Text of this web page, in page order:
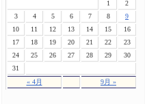
« 4月 9月 »
1
2
3
4 5 6 7 8
9
10
11 12 13 14 15
16
17
18 19 20 21 22
23
24
25 26 27 28 29
30
31